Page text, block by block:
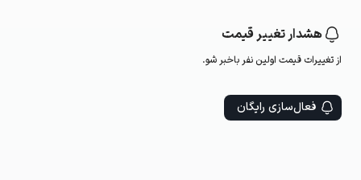
هشدار تغییر قیمت
از تغییرات قیمت اولین‌ نفر باخبر شو.
فعال‌سازی رایگان